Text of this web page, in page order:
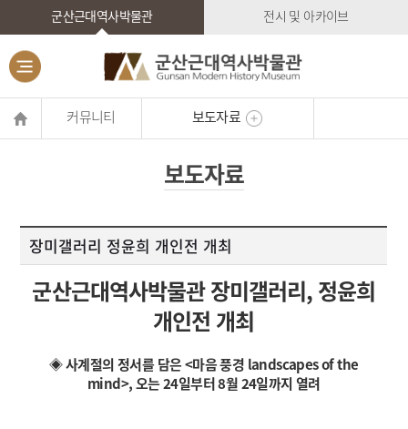
군산근대역사박물관 전시 및 아카이브
커뮤니티 보도자료
보도자료
장미갤러리 정윤희 개인전 개최
군산근대역사박물관 장미갤러리, 정윤희
개인전 개최
◈ 사계절의 정서를 담은 <마음 풍경 landscapes of the
mind>, 오는 24일부터 8월 24일까지 열려